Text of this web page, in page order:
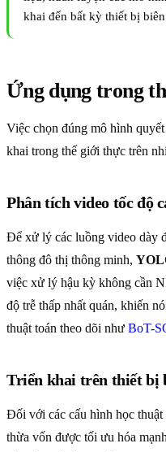
khai đến bất kỳ thiết bị
Ứng dụng trong
Việc chọn đúng mô hình
khai trong thế giới thực trên
Phân tích video tốc độ
Để xử lý các luồng video dày
thông đô thị thông minh,
việc xử lý hậu kỳ không cần
độ trễ thấp nhất quán, khiến
thuật toán theo dõi như BoT-
Triển khai trên thiết bị
Đối với các cấu hình học
thừa vốn được tối ưu hóa